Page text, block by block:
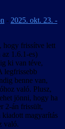
- 2025. okt. 23. -
hogy frissítve lett
az 1.6.1-es)
ki van téve,
legfrissebb
benne van,
való. Plusz,
jönni, hogy ha
2-án frissült,
magyarítás
való.